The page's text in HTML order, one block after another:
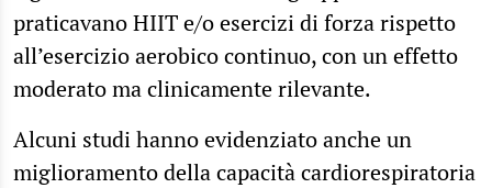
praticavano HIIT e/o esercizi di forza rispetto
all’esercizio aerobico continuo, con un effetto
moderato ma clinicamente rilevante.
Alcuni studi hanno evidenziato anche un
miglioramento della capacità cardiorespiratoria